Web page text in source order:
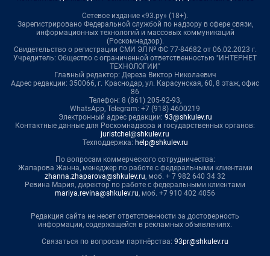
Сетевое издание «93.ру» (18+).
Зарегистрировано Федеральной службой по надзору в сфере связи,
информационных технологий и массовых коммуникаций
(Роскомнадзор).
Свидетельство о регистрации СМИ ЭЛ № ФС 77-84682 от 06.02.2023 г.
Учредитель: Общество с ограниченной ответственностью "ИНТЕРНЕТ
ТЕХНОЛОГИИ"
Главный редактор: Дереза Виктор Николаевич
Адрес редакции: 350066, г. Краснодар, ул. Карасунская, 60, 8 этаж, офис
86
Телефон: 8 (861) 205-92-93,
WhatsApp, Telegram: +7 (918) 4600219
Электронный адрес редакции: 93@shkulev.ru
Контактные данные для Роскомнадзора и государственных органов:
juristchel@shkulev.ru
Техподдержка: help@shkulev.ru
По вопросам коммерческого сотрудничества:
Жапарова Жанна, менеджер по работе с федеральными клиентами
zhanna.zhaparova@shkulev.ru, моб. + 7 982 640 34 32
Ревина Мария, директор по работе с федеральными клиентами
mariya.revina@shkulev.ru, моб. +7 910 402 4056
Редакция сайта не несет ответственности за достоверность
информации, содержащейся в рекламных объявлениях.
Связаться по вопросам партнёрства: 93pr@shkulev.ru